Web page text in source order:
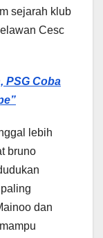
sejarah klub
Cesc
PSG Coba
lebih
bruno
dan